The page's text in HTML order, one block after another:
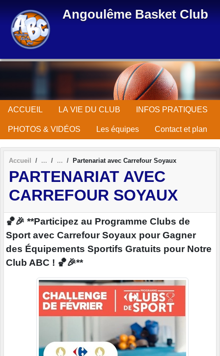
Angoulême Basket Club
ACCUEIL LA VIE DU CLUB INFOS PRATIQUES
PHOTOS & VIDÉOS Les équipes Contact et plan
Accueil Partenariat avec Carrefour Soyaux
PARTENARIAT AVEC
CARREFOUR SOYAUX
🏀🎉 **Participez au Programme Clubs de
Sport avec Carrefour Soyaux pour Gagner
des Équipements Sportifs Gratuits pour Notre
Club ABC ! 🏀🎉**